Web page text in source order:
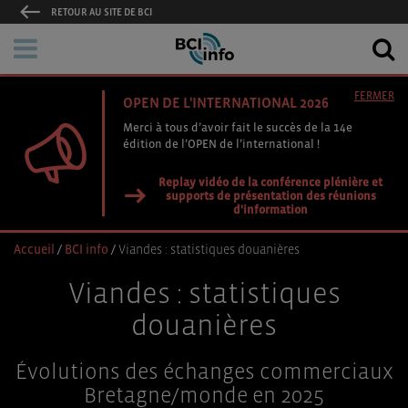
RETOUR AU SITE DE BCI
OPEN DE L'INTERNATIONAL 2026
Merci à tous d’avoir fait le succès de la 14e
édition de l’OPEN de l’international !
Replay vidéo de la conférence plénière et
supports de présentation des réunions
d'information
FERMER
Accueil / BCI info /Viandes : statistiques douanières
Viandes : statistiques
douanières
Évolutions des échanges commerciaux
Bretagne/monde en 2025